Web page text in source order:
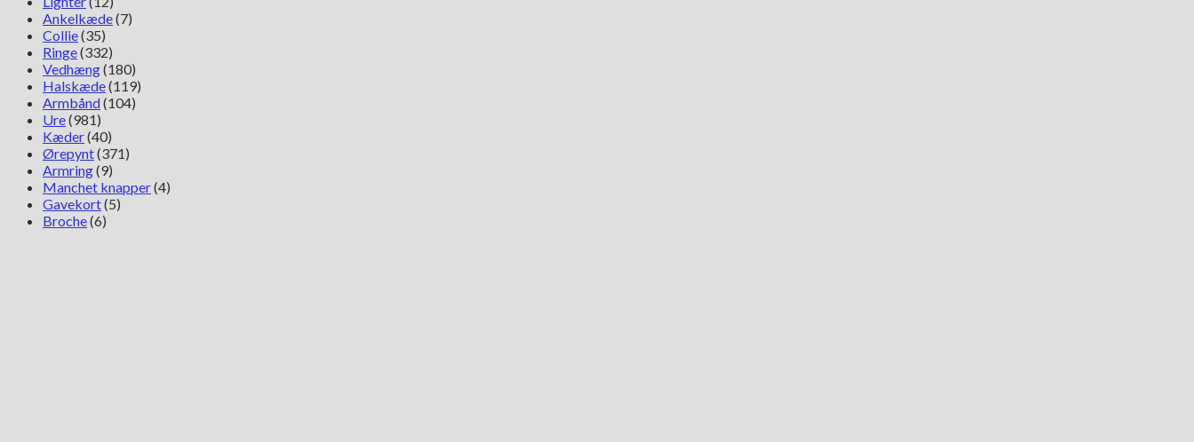
Ankelkæde(7)
Collie(35)
Ringe(332)
Vedhæng(180)
Halskæde(119)
Armbånd(104)
Ure(981)
Kæder(40)
Ørepynt(371)
Armring(9)
Manchet knapper(4)
Gavekort(5)
Broche(6)